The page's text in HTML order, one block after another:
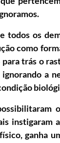
todos os
como
trás o
a
instigaram
ganha